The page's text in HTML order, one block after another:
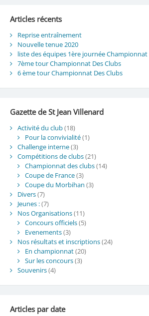
stjean
de
villenard
Articles récents
Reprise entraînement
Nouvelle tenue 2020
liste des équipes 1ère journée Championnat
7ème tour Championnat Des Clubs
6 ème tour Championnat Des Clubs
Gazette de St Jean Villenard
Activité du club(18)
Pour la convivialité(1)
Challenge interne(3)
Compétitions de clubs(21)
Championnat des clubs(14)
Coupe de France(3)
Coupe du Morbihan (3)
Divers(7)
Jeunes :(7)
Nos Organisations(11)
Concours officiels(5)
Evenements(3)
Nos résultats et inscriptions(24)
En championnat(20)
Sur les concours(3)
Souvenirs(4)
Articles par date